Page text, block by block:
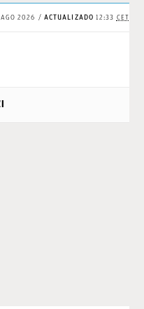
2026 ACTUALIZADO 12:33 CET